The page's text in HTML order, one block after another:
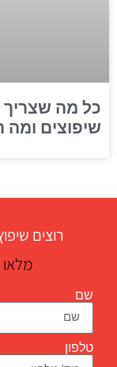
כל מה שצריך
שיפוצים ומה
רוצים
שם
טלפון